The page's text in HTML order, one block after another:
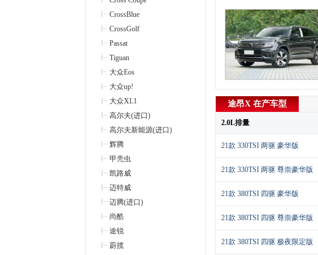
CrossBlue
CrossGolf
Passat
Tiguan
大众Eos
大众up!
大众XL1
高尔夫(进口)
高尔夫新能源(进口)
辉腾
甲壳虫
凯路威
迈特威
迈腾(进口)
尚酷
途锐
蔚揽
途昂X 在产车型
2.0L排量
21款 330TSI 两驱 豪华版
21款 330TSI 两驱 尊崇豪华版
21款 380TSI 四驱 豪华版
21款 380TSI 四驱 尊崇豪华版
21款 380TSI 四驱 极夜限定版